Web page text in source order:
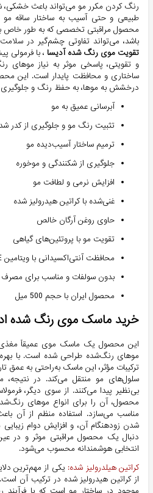
رنگ کردن مکرر مو می‌تواند باعث
طبیعی و حتی آسیب به ساختار ساقه
محصول مراقبتی تخصصی که به طور خاص
باشد، می‌تواند تفاوتی چشم‌گیر در
تقویت موی رنگ شده آدیسا ، با فرمولی
و تقویتی، پاسخی موثر به نیاز موهای
ساختاری و محافظت پایدار است. این
درخشش به موها، به حفظ رنگ و
آبرسانی عمیق به مو
تثبیت رنگ مو و جلوگیری از کدر
ترمیم ساختار آسیب‌دیده مو
جلوگیری از شکنندگی و موخوره
افزایش نرمی و لطافت مو
غنی‌شده با کراتین هیدرولیز شده
حاوی روغن آرگان خالص
تقویت مو با پروتئین‌های گیاهی
محافظت آنتی‌اکسیدانی با ویتامین E
بدون سولفات و مناسب برای
محصول ایران با حجم 500 میل
خرید ماسک موی رنگ شده
این محصول یک ماسک موی عمیقاً
موهای رنگ‌شده طراحی شده است. با
ترکیبات مؤثر، این ماسک به‌راحتی به عمق
سلول‌های مو منتقل می‌کند. در
بی‌نظیر پیدا می‌کنند. از سوی دیگر،
محصول، آن را برای انواع موهای
مناسب می‌سازد. استفاده منظم از آن
شدن زودهنگام آن، و افزایش دوام
دنبال یک محصول مراقبتی موثر و در
انتخابی هوشمندانه محسوب می‌شود.
کراتین هیلدرولیز شده: یکی از مهم‌ترین
از کراتین هیدرولیز شده در ترکیب آن